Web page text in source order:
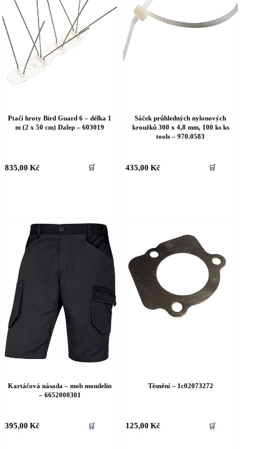
Ptačí hroty Bird Guard 6 – délka 1
m (2 x 50 cm) Dalep – 603019
835,00 Kč 🛒
Sáček průhledných nylonových
kroužků 300 x 4,8 mm, 100 ks ks
tools – 970.0583
435,00 Kč 🛒
Kartáčová násada – mob mondelin
– 6652000301
395,00 Kč 🛒
Těsnění – 1c02073272
125,00 Kč 🛒